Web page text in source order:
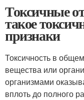
Токсичные
такое
признаки
Токсичность в
вещества или
организмами
вплоть до полного